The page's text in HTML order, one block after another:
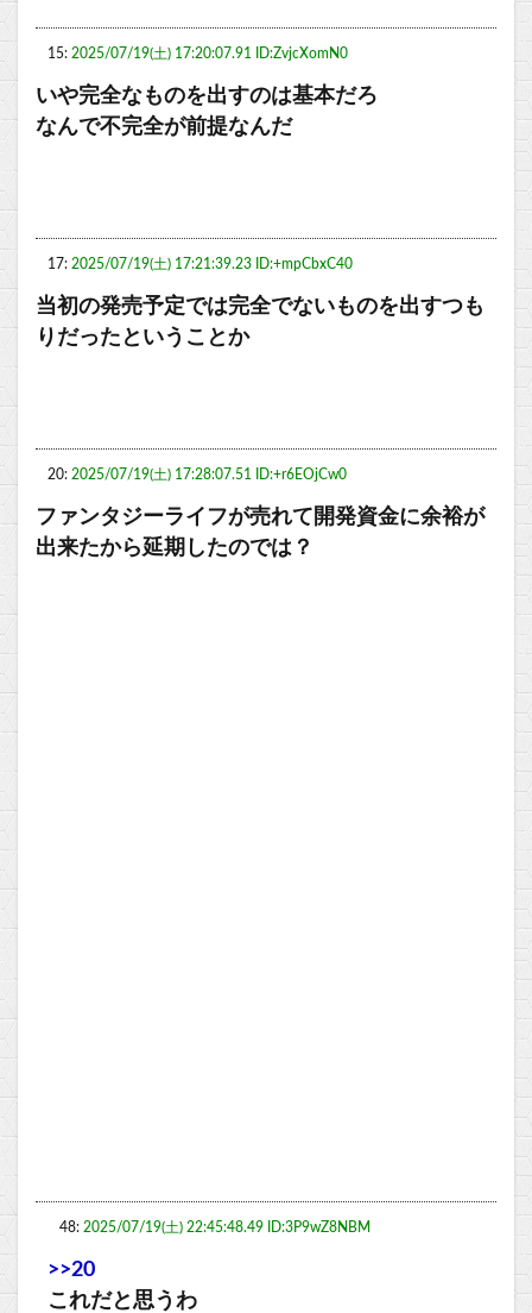
15: 2025/07/19(土) 17:20:07.91 ID:ZvjcXomN0
いや完全なものを出すのは基本だろ
なんで不完全が前提なんだ
17: 2025/07/19(土) 17:21:39.23 ID:+mpCbxC40
当初の発売予定では完全でないものを出すつも
りだったということか
20: 2025/07/19(土) 17:28:07.51 ID:+r6EOjCw0
ファンタジーライフが売れて開発資金に余裕が
出来たから延期したのでは？
48: 2025/07/19(土) 22:45:48.49 ID:3P9wZ8NBM
>>20
これだと思うわ